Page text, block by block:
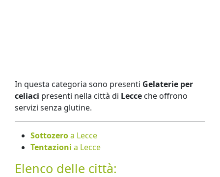
In questa categoria sono presenti Gelaterie per
celiaci presenti nella città di Lecce che offrono
servizi senza glutine.
Sottozeroa Lecce
Tentazioni a Lecce
Elenco delle città: